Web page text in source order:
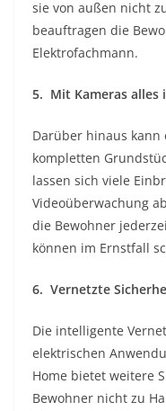
sie von außen nicht
beauftragen die
Elektrofachmann.
5. Mit Kameras alles
Darüber hinaus kann
kompletten
lassen sich viele
Videoüberwachung
die Bewohner
können im Ernstfall
6. Vernetzte
Die intelligente
elektrischen
Home bietet weitere
Bewohner nicht zu